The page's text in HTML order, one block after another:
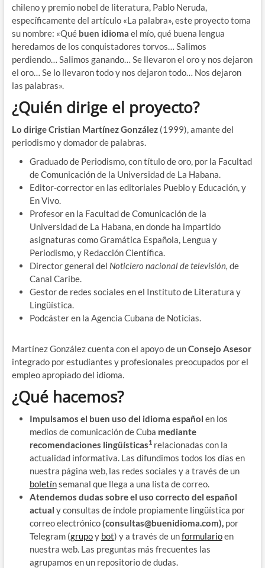
chileno y premio nobel de literatura, Pablo Neruda,
específicamente del artículo «La palabra», este proyecto toma
su nombre: «Qué buen idioma el mío, qué buena lengua
heredamos de los conquistadores torvos… Salimos
perdiendo… Salimos ganando… Se llevaron el oro y nos dejaron
el oro… Se lo llevaron todo y nos dejaron todo… Nos dejaron
las palabras».
¿Quién dirige el proyecto?
Lo dirige Cristian Martínez González(1999), amante del
periodismo y domador de palabras.
Graduado de Periodismo, con título de oro, por la Facultad
de Comunicación de la Universidad de La Habana.
Editor-corrector en las editoriales Pueblo y Educación, y
En Vivo.
Profesor en la Facultad de Comunicación de la
Universidad de La Habana, en donde ha impartido
asignaturas como Gramática Española, Lengua y
Periodismo, y Redacción Científica.
Director general del Noticiero nacional de televisión, de
Canal Caribe.
Gestor de redes sociales en el Instituto de Literatura y
Lingüística.
Podcáster en la Agencia Cubana de Noticias.
Martínez González cuenta con el apoyo de unConsejo Asesor
integrado por estudiantes y profesionales preocupados por el
empleo apropiado del idioma.
¿Qué hacemos?
Impulsamos el buen uso del idioma español en los
medios de comunicación de Cuba mediante
recomendaciones lingüísticas1 relacionadas con la
actualidad informativa. Las difundimos todos los días en
nuestra página web, las redes sociales y a través de un
boletínsemanal que llega a una lista de correo.
Atendemos dudas sobre el uso correcto del español
actual y consultas de índole propiamente lingüística por
correo electrónico(consultas@buenidioma.com),por
Telegram (grupoy bot) y a través de unformularioen
nuestra web. Las preguntas más frecuentes las
agrupamos en un repositorio de dudas.